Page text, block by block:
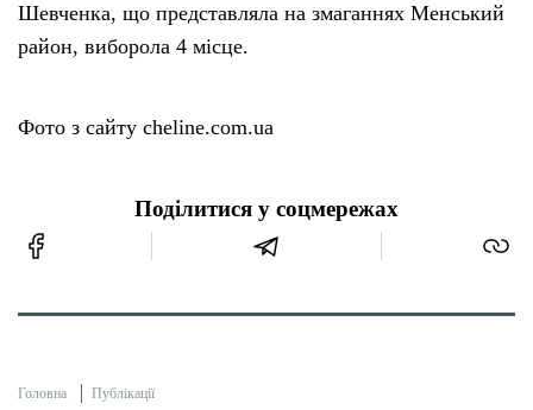
Шевченка, що представляла на змаганнях Менський
район, виборола 4 місце.
Фото з сайту cheline.com.ua
Поділитися у соцмережах
Головна Публікації